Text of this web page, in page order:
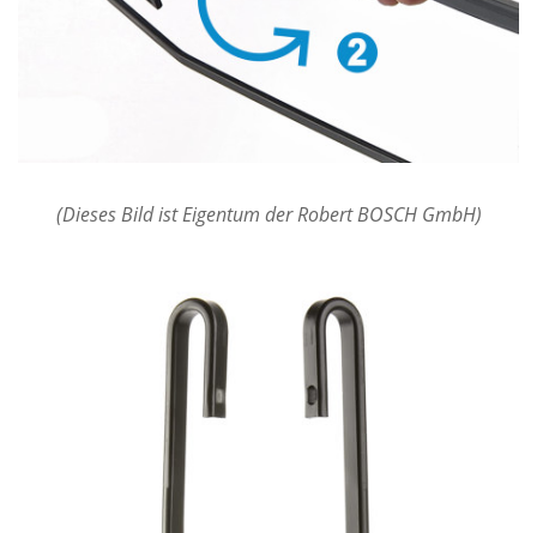
(Dieses Bild ist Eigentum der Robert BOSCH GmbH)